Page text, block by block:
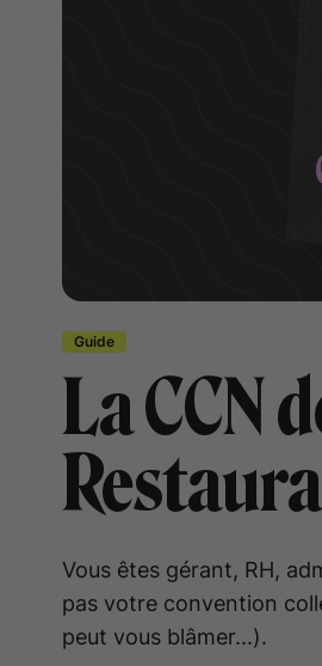
Guide
La CCN
Vous êtes gérant, RH,
pas votre convention
peut vous blâmer...).